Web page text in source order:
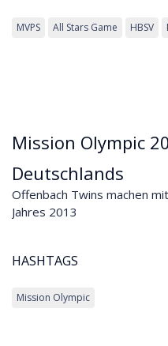
MVPS All Stars Game HBSV
Mission Olympic
Deutschlands
Offenbach Twins machen
Jahres 2013
HASHTAGS
Mission Olympic